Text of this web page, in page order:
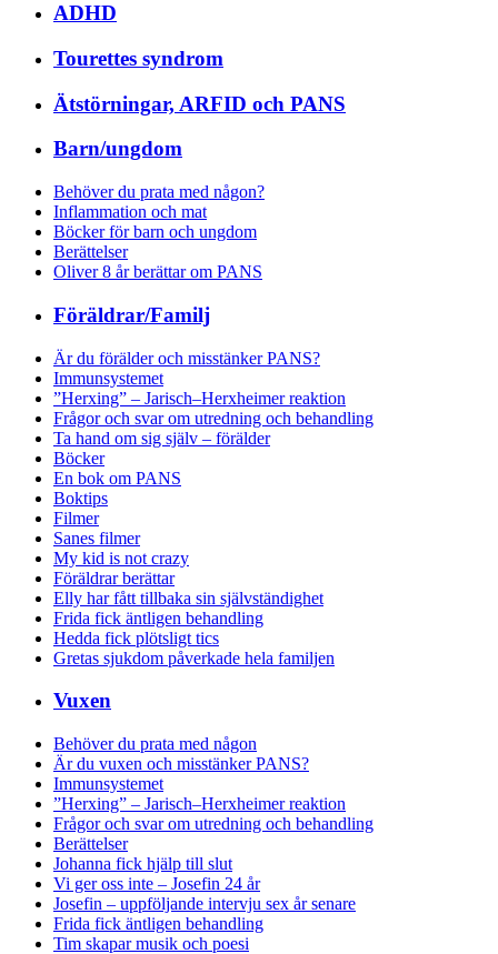
ADHD
Tourettes syndrom
Ätstörningar, ARFID och PANS
Barn/ungdom
Behöver du prata med någon?
Inflammation och mat
Böcker för barn och ungdom
Berättelser
Oliver 8 år berättar om PANS
Föräldrar/Familj
Är du förälder och misstänker PANS?
Immunsystemet
”Herxing” – Jarisch–Herxheimer reaktion
Frågor och svar om utredning och behandling
Ta hand om sig själv – förälder
Böcker
En bok om PANS
Boktips
Filmer
Sanes filmer
My kid is not crazy
Föräldrar berättar
Elly har fått tillbaka sin självständighet
Frida fick äntligen behandling
Hedda fick plötsligt tics
Gretas sjukdom påverkade hela familjen
Vuxen
Behöver du prata med någon
Är du vuxen och misstänker PANS?
Immunsystemet
”Herxing” – Jarisch–Herxheimer reaktion
Frågor och svar om utredning och behandling
Berättelser
Johanna fick hjälp till slut
Vi ger oss inte – Josefin 24 år
Josefin – uppföljande intervju sex år senare
Frida fick äntligen behandling
Tim skapar musik och poesi